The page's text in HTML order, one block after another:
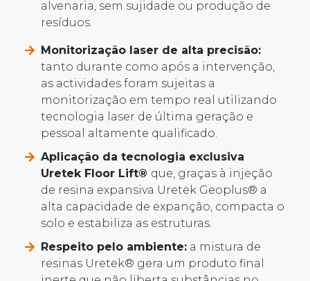
alvenaria, sem sujidade ou produção de
resíduos.
Monitorização laser de alta precisão:
tanto durante como após a intervenção,
as actividades foram sujeitas a
monitorização em tempo real utilizando
tecnologia laser de última geração e
pessoal altamente qualificado.
Aplicação da tecnologia exclusiva
Uretek Floor Lift® que, graças à injeção
de resina expansiva Uretek Geoplus® a
alta capacidade de expanção, compacta o
solo e estabiliza as estruturas.
Respeito pelo ambiente: a mistura de
resinas Uretek® gera um produto final